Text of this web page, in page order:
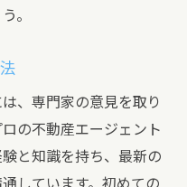
。
、専門家の意見を取り
の不動産エージェント
と知識を持ち、最新の